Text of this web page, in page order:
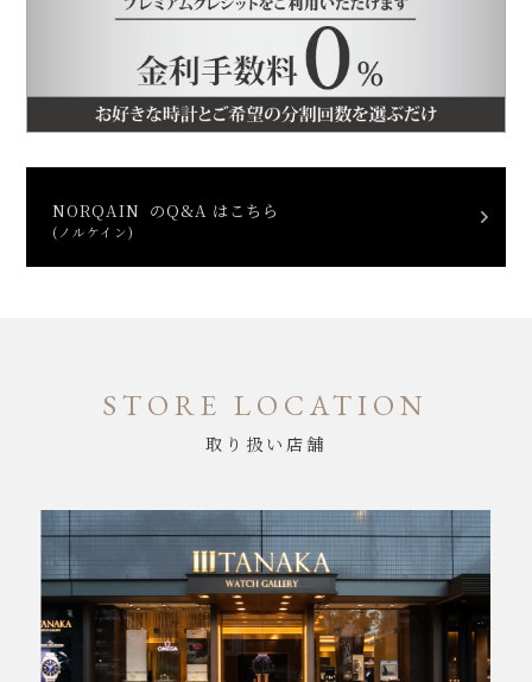
NORQAIN のQ&A はこちら
(ノルケイン)
STORE LOCATION
取り扱い店舗